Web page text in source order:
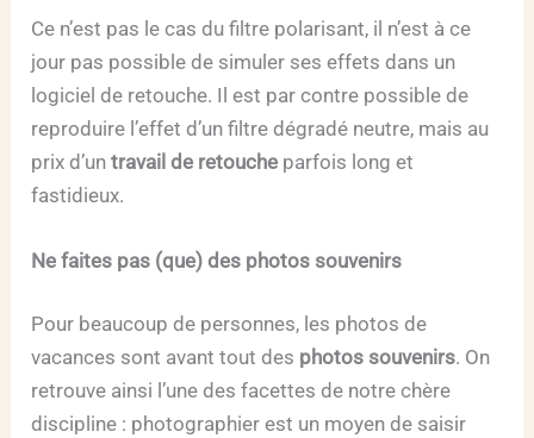
Ce n’est pas le cas du filtre polarisant, il n’est à ce
jour pas possible de simuler ses effets dans un
logiciel de retouche. Il est par contre possible de
reproduire l’effet d’un filtre dégradé neutre, mais au
prix d’untravail de retouche parfois long et
fastidieux.
Ne faites pas (que) des photos souvenirs
Pour beaucoup de personnes, les photos de
vacances sont avant tout des photos souvenirs. On
retrouve ainsi l’une des facettes de notre chère
discipline : photographier est un moyen de saisir